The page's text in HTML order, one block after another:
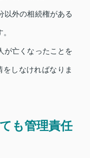
以外の相続権がある
が亡くなったことを
しなければなりま
も管理責任